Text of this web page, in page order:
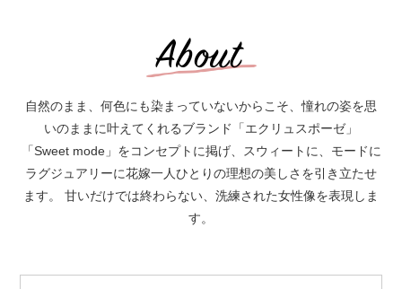
自然のまま、何色にも染まっていないからこそ、憧れの姿を思
いのままに叶えてくれるブランド「エクリュスポーゼ」
「Sweet mode」をコンセプトに掲げ、スウィートに、モードに
ラグジュアリーに花嫁一人ひとりの理想の美しさを引き立たせ
ます。 甘いだけでは終わらない、洗練された女性像を表現しま
す。